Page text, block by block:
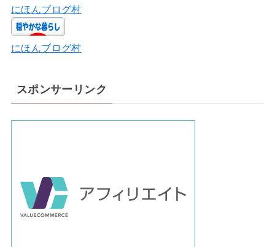
にほんブログ村
にほんブログ村
スポンサーリンク